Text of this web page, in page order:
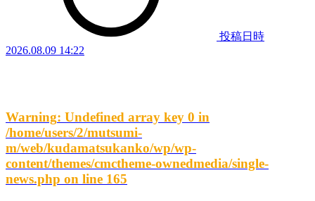
投稿日時
2026.08.09 14:22
Warning: Undefined array key 0 in
/home/users/2/mutsumi-
m/web/kudamatsukanko/wp/wp-
content/themes/cmctheme-ownedmedia/single-
news.php on line 165